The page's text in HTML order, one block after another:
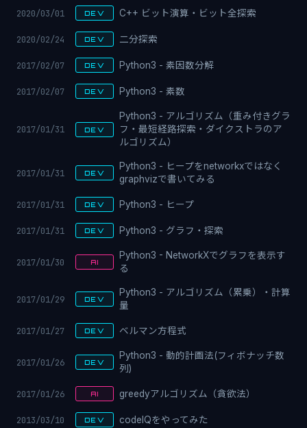
2020/03/01 DEV C++ ビット演算・ビット全探索
2020/02/24 DEV 二分探索
2017/02/07 DEV Python3 - 素因数分解
2017/02/07 DEV Python3 - 素数
2017/01/31 DEV
Python3 - アルゴリズム（重み付きグラ
フ・最短経路探索・ダイクストラのア
ルゴリズム）
2017/01/31 DEV
Python3 - ヒープをnetworkxではなく
graphvizで書いてみる
2017/01/31 DEV Python3 - ヒープ
2017/01/31 DEV Python3 - グラフ・探索
2017/01/30 AI
Python3 - NetworkXでグラフを表示す
る
2017/01/29 DEV
Python3 - アルゴリズム（累乗）・計算
量
2017/01/27 DEV ベルマン方程式
2017/01/26 DEV
Python3 - 動的計画法(フィボナッチ数
列)
2017/01/26 AI greedyアルゴリズム（貪欲法）
2013/03/10 DEV codeIQをやってみた